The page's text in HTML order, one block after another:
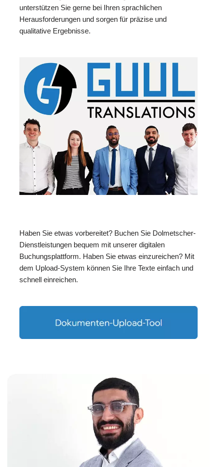
unterstützen Sie gerne bei Ihren sprachlichen
Herausforderungen und sorgen für präzise und
qualitative Ergebnisse.
Haben Sie etwas vorbereitet? Buchen Sie Dolmetscher-
Dienstleistungen bequem mit unserer digitalen
Buchungsplattform. Haben Sie etwas einzureichen? Mit
dem Upload-System können Sie Ihre Texte einfach und
schnell einreichen.